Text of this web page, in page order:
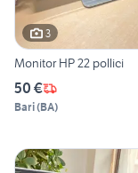
3
Monitor HP 22 pollici
50 €
Bari(BA)